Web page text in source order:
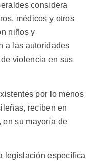
considera
médicos y otros
niños y
a las autoridades
violencia en sus
por lo menos
reciben en
en su mayoría de
legislación específica